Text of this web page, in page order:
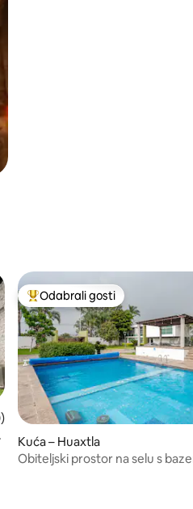
ocjena: 4,85/5, recenzija: 20
Među najviše rangiranima s
Odabrali gosti
Kuća – Huaxtla
Obiteljski prostor na selu s